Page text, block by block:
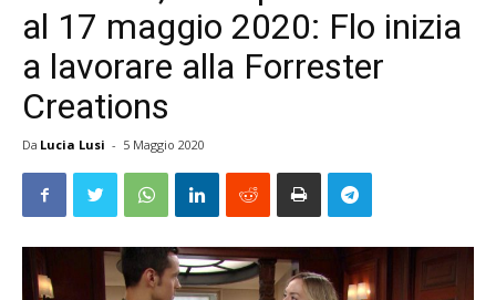
al 17 maggio 2020: Flo inizia
a lavorare alla Forrester
Creations
Da Lucia Lusi - 5 Maggio 2020